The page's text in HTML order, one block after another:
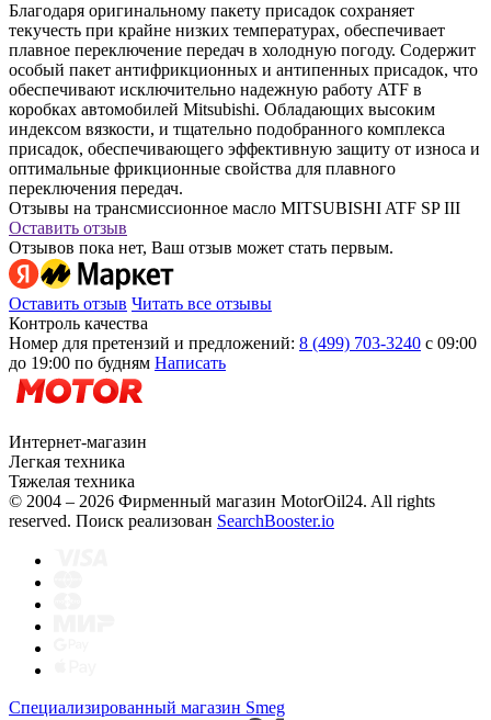
Благодаря оригинальному пакету присадок сохраняет
текучесть при крайне низких температурах, обеспечивает
плавное переключение передач в холодную погоду. Содержит
особый пакет антифрикционных и антипенных присадок, что
обеспечивают исключительно надежную работу ATF в
коробках автомобилей Mitsubishi. Обладающих высоким
индексом вязкости, и тщательно подобранного комплекса
присадок, обеспечивающего эффективную защиту от износа и
оптимальные фрикционные свойства для плавного
переключения передач.
Отзывы на трансмиссионное масло MITSUBISHI ATF SP III
Оставить отзыв
Отзывов пока нет, Ваш отзыв может стать первым.
Оставить отзыв Читать все отзывы
Контроль качества
Номер для претензий и предложений: 8 (499) 703-3240 с 09:00
до 19:00 по будням Написать
Интернет-магазин
Легкая техника
Тяжелая техника
© 2004 – 2026 Фирменный магазин MotorOil24. All rights
reserved. Поиск реализован SearchBooster.io
Специализированный магазин Smeg